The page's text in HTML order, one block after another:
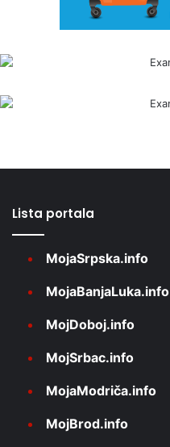
Lista portala
MojaSrpska.info
MojaBanjaLuka.info
MojDoboj.info
MojSrbac.info
MojaModriča.info
MojBrod.info